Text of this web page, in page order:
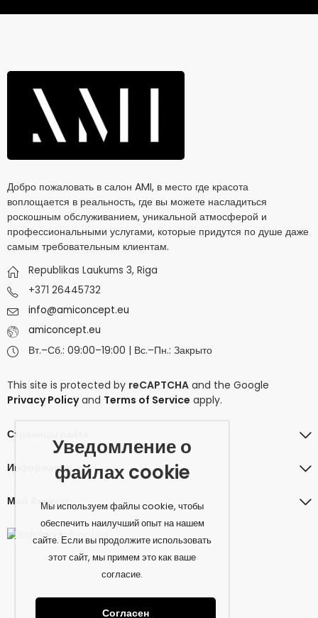
Добро пожаловать в салон AMI, в место где красота
воплощается в реальность, где вы можете насладиться
роскошным обслуживанием, уникальной атмосферой и
профессиональными услугами, которые придутся по душе даже
самым требовательным клиентам.
Republikas Laukums 3, Riga
+371 26445732
info@amiconcept.eu
amiconcept.eu
Вт.–Сб.: 09:00–19:00 | Вс.–Пн.: Закрыто
This site is protected by reCAPTCHA and the Google
Privacy Policyand Terms of Service apply.
Страницы сайта
Информация
Мой Аккаунт
Уведомление о
файлах cookie
Мы используем файлы cookie, чтобы
обеспечить наилучший опыт на нашем
сайте. Если вы продолжите использовать
этот сайт, мы примем это как ваше
согласие.
Согласен